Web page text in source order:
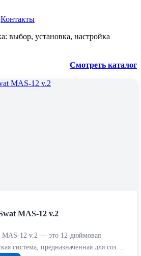
Контакты
выбор, установка, настройка
Смотреть каталог
MAS-12 v.2
MAS-12 v.2 — это 12-дюймовая
система, предназначенная для соз…